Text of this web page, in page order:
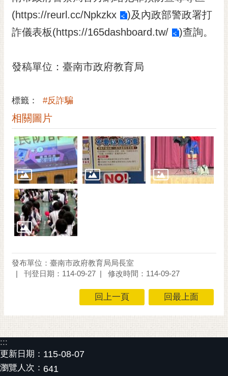
網
資
放
告
市
府
交
通
位
置
(https://reurl.cc/Npkzkx
)及內政部警政署打
詐儀表板(https://165dashboard.tw/ )查詢。
發稿單位：臺南市政府教育局
標籤： #反詐騙
相關圖片
發布單位：臺南市政府教育局局長室
刊登日期：114-09-27
修改時間：114-09-27
回上一頁 回最上面
:::
更新日期： 115-08-07
瀏覽人次： 641